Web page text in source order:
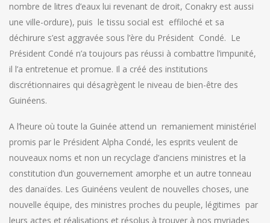
nombre de litres d’eaux lui revenant de droit, Conakry est aussi
une ville-ordure), puis le tissu social est effiloché et sa
déchirure s’est aggravée sous l’ère du Président Condé. Le
Président Condé n’a toujours pas réussi à combattre l’impunité,
il l’a entretenue et promue. Il a créé des institutions
discrétionnaires qui désagrègent le niveau de bien-être des
Guinéens.
A l’heure où toute la Guinée attend un remaniement ministériel
promis par le Président Alpha Condé, les esprits veulent de
nouveaux noms et non un recyclage d’anciens ministres et la
constitution d’un gouvernement amorphe et un autre tonneau
des danaïdes. Les Guinéens veulent de nouvelles choses, une
nouvelle équipe, des ministres proches du peuple, légitimes par
leurs actes et réalisations et résolus à trouver à nos myriades